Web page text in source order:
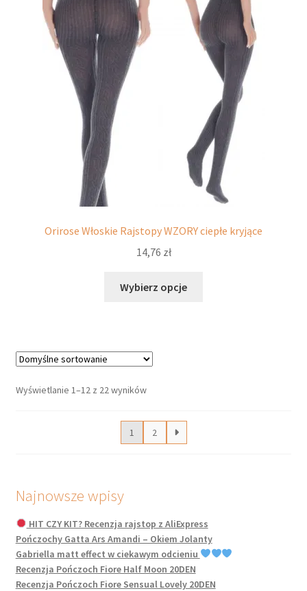
można
na
stronie
produktu
Orirose Włoskie Rajstopy WZORY ciepłe kryjące
14,76 zł
Wybierz opcje
Wyświetlanie 1–12 z 22 wyników
1 2
Najnowsze wpisy
HIT CZY KIT? Recenzja rajstop z AliExpress
Pończochy Gatta Ars Amandi – Okiem Jolanty
Gabriella matt effect w ciekawym odcieniu
Recenzja Pończoch Fiore Half Moon 20DEN
Recenzja Pończoch Fiore Sensual Lovely 20DEN